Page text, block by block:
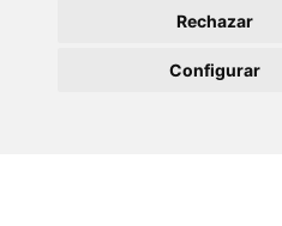
Rechazar
Configurar
info@mundopisos.com